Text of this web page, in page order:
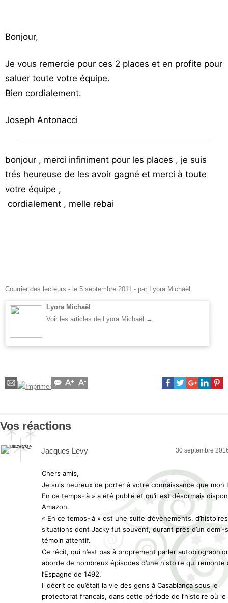
Bonjour,
Je vous remercie pour ces 2 places et en profite pour
saluer toute votre équipe.
Bien cordialement.
Joseph Antonacci
bonjour , merci infiniment pour les places , je suis
trés heureuse de les avoir gagné et merci à toute
votre équipe ,
cordialement , melle rebai
Courrier des lecteurs - le 5 septembre 2011 - par Lyora Michaël .
Lyora Michaël
Voir les articles de Lyora Michaël →
Vos réactions
Jacques Levy 30 septembre
Chers amis,
Je suis heureux de porter à votre connaissance que mon
En ce temps-là » a été publié et qu’il est désormais
Amazon.
« En ce temps-là » est une suite d’évènements,
situations dont Jacky fut souvent, durant près d’un demi-
témoin attentif.
Ce récit, qui n’est pas à proprement parler
aborde de nombreux épisodes d’une histoire qui remonte
l’Espagne de 1492.
Il décrit ce qu’était la vie des gens à Casablanca sous le
protectorat français, dans cette période de l’histoire où le